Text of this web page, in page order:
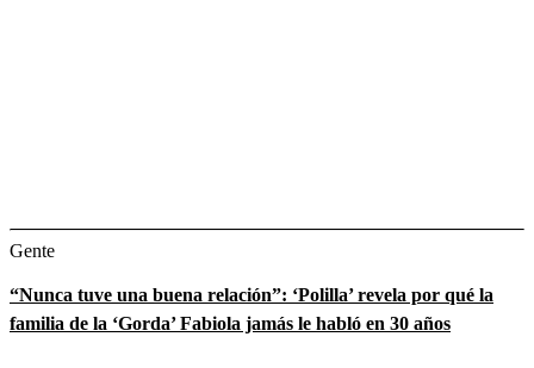
Gente
“Nunca tuve una buena relación”: ‘Polilla’ revela por qué la
familia de la ‘Gorda’ Fabiola jamás le habló en 30 años